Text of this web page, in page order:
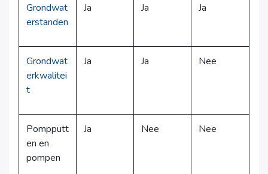
Grondwat
erstanden
Ja Ja Ja
Grondwat
erkwalitei
t
Ja Ja Nee
Pompputt
en en
pompen
Ja Nee Nee